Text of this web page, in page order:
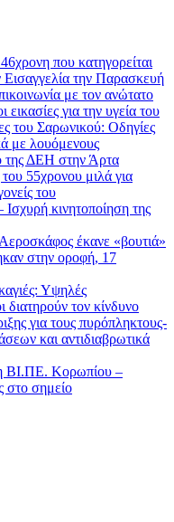
που κατηγορείται
την Παρασκευή
με τον ανώτατο
εικασίες για την υγεία του
του Σαρωνικού: Οδηγίες
με λουόμενους
της ΔΕΗ στην Άρτα
55χρονου μιλά για
του
κινητοποίηση της
έκανε «βουτιά»
στην οροφή, 17
Υψηλές
διατηρούν τον κίνδυνο
για τους πυρόπληκτους-
και αντιδιαβρωτικά
ΒΙ.ΠΕ. Κορωπίου –
στο σημείο